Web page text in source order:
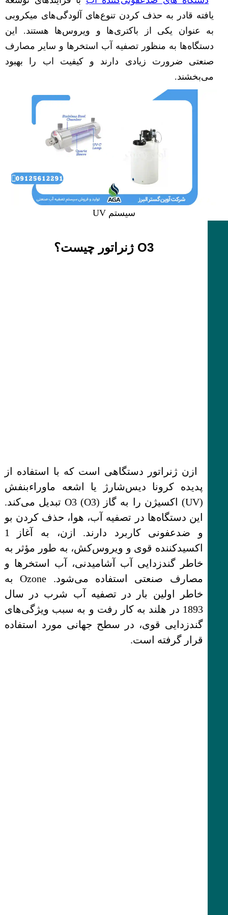
یافته قادر به حذف کردن تنوع‌های آلودگی‌های میکروبی
به عنوان یکی از باکتری‌ها و ویروس‌ها هستند. این
دستگاه‌ها به منظور تصفیه آب استخرها و سایر مصارف
صنعتی ضرورت زیادی دارند و کیفیت اب را بهبود
می‌بخشند.
سیستم UV
O3 ژنراتور چیست؟
ازن ژنراتور دستگاهی است که با استفاده از
پدیده کرونا دیس‌شارژ یا اشعه ماوراءبنفش
(UV) اکسیژن را به گاز O3 (O3) تبدیل می‌کند.
این دستگاه‌ها در تصفیه آب، هوا، حذف کردن بو
و ضدعفونی کاربرد دارند. ازن، به آغاز 1
اکسیدکننده قوی و ویروس‌کش، به طور مؤثر به
خاطر گندزدایی آب آشامیدنی، آب استخرها و
مصارف صنعتی استفاده می‌شود. Ozone به
خاطر اولین بار در تصفیه آب شرب در سال
1893 در هلند به کار رفت و به سبب ویژگی‌های
گندزدایی قوی، در سطح جهانی مورد استفاده
قرار گرفته است.